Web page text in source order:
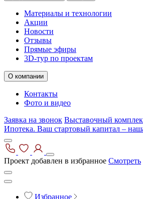
Материалы и технологии
Акции
Новости
Отзывы
Прямые эфиры
3D-тур по проектам
О компании
Контакты
Фото и видео
Заявка на звонок Выставочный
Ипотека. Ваш стартовый капитал –
Проект добавлен в избранное Смотреть
Избранное